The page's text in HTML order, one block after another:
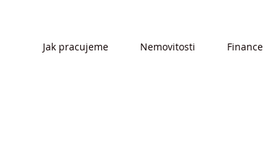
Jak pracujeme Nemovitosti Finance